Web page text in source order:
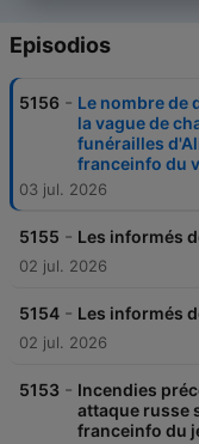
Episodios
5156 - Le nombre de
la vague de
funérailles
franceinfo du
03 jul. 2026
5155 - Les informés
02 jul. 2026
5154 - Les informés
02 jul. 2026
5153 - Incendies
attaque russe
franceinfo du